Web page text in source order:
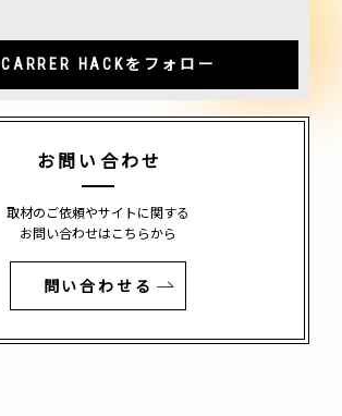
CARRER HACKをフォロー
お問い合わせ
取材のご依頼やサイトに関する
お問い合わせはこちらから
問い合わせる